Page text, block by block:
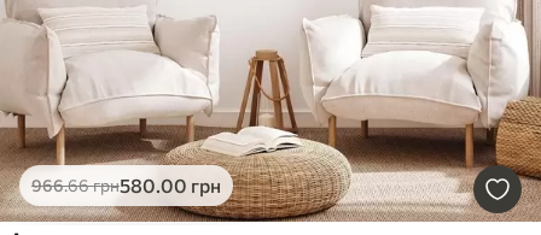
966.66грн580.00 грн